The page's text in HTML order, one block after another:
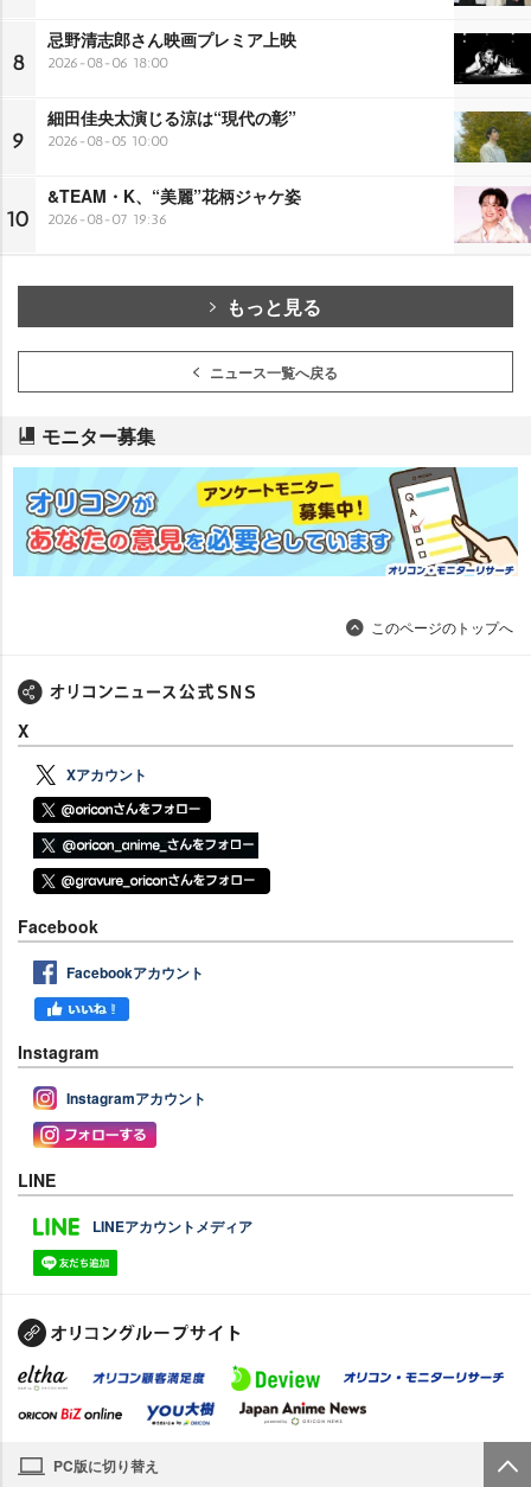
8
忌野清志郎さん映画プレミア上映
2026-08-06 18:00
9
細田佳央太演じる涼は“現代の彰”
2026-08-05 10:00
10
&TEAM・K、“美麗”花柄ジャケ姿
2026-08-07 19:36
もっと見る
ニュース一覧へ戻る
モニター募集
このページのトップへ
X
Xアカウント
Facebook
Facebookアカウント
Instagram
Instagramアカウント
LINE
LINEアカウントメディア
PC版に切り替え